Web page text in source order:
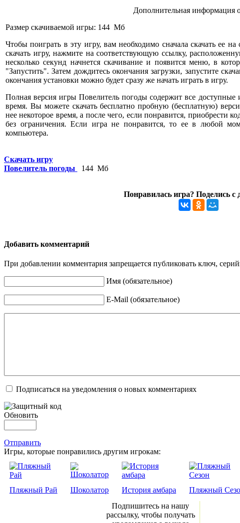
Дополнительная информация
Размер скачиваемой игры: 144 Мб
Чтобы поиграть в эту игру, вам необходимо сначала скачать ее
скачать игру, нажмите на соответствующую ссылку,
несколько секунд начнется скачивание и появится меню, в
"Запустить". Затем дождитесь окончания загрузки, запустите
окончания установки можно будет сразу же начать играть в игру.
Полная версия игры Повелитель погоды содержит все
время. Вы можете скачать бесплатно пробную (бесплатную)
нее некоторое время, а после чего, если понравится, приобрести
без ограничения. Если игра не понравится, то ее в любой
компьютера.
Скачать игру
Повелитель погоды
144 Мб
Понравилась игра? Поделись с
Добавить комментарий
При добавлении комментария запрещается публиковать ключ,
Имя (обязательное)
E-Mail (обязательное)
Подписаться на уведомления о новых комментариях
Обновить
Отправить
Игры, которые понравились другим игрокам:
Пляжный Рай Шоколатор История амбара Пляжный
Подпишитесь на нашу
рассылку, чтобы получать